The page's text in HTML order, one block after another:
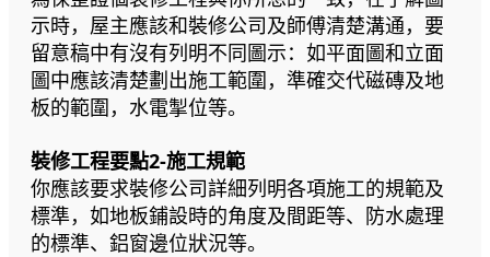
示時，屋主應該和裝修公司及師傅清楚溝通，要
留意稿中有沒有列明不同圖示：如平面圖和立面
圖中應該清楚劃出施工範圍，準確交代磁磚及地
板的範圍，水電掣位等。
裝修工程要點2-施工規範
你應該要求裝修公司詳細列明各項施工的規範及
標準，如地板鋪設時的角度及間距等、防水處理
的標準、鋁窗邊位狀況等。